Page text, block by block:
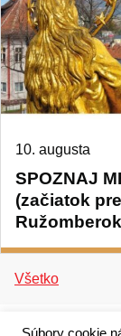
SPOZNAJ
(začiatok
10. augusta
Všetko
Súbory cookie